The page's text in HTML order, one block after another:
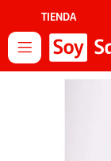
TIENDA
